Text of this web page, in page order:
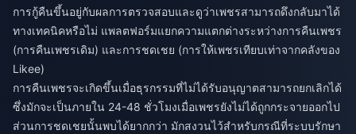
การกู้คืนขึ้นอยู่กับผลการตรวจสอบและดูว่าเพชรสามารถดึงกลับมาได้
ทางเทคนิคหรือไม่ แพลตฟอร์มแยกความแตกต่างระหว่างการคืนเพชร
(การคืนเพชรเดิม) และการชดเชย (การให้เพชรเทียบเท่าจากคลังของ
Likee)
การคืนเพชรจะเกิดขึ้นเมื่อธุรกรรมที่ไม่ได้รับอนุญาตสามารถยกเลิกได้
ซึ่งมักจะเป็นภายใน 24-48 ชั่วโมงเมื่อเพชรยังไม่ได้ถูกกระจายออกไป
ส่วนการชดเชยนั้นพบได้ยากกว่า มักสงวนไว้สำหรับกรณีที่ระบบรักษา